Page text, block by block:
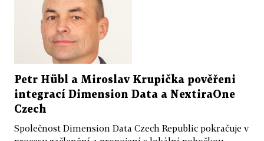
Petr Hübl a Miroslav Krupička pověřeni
integrací Dimension Data a NextiraOne
Czech
Společnost Dimension Data Czech Republic pokračuje v